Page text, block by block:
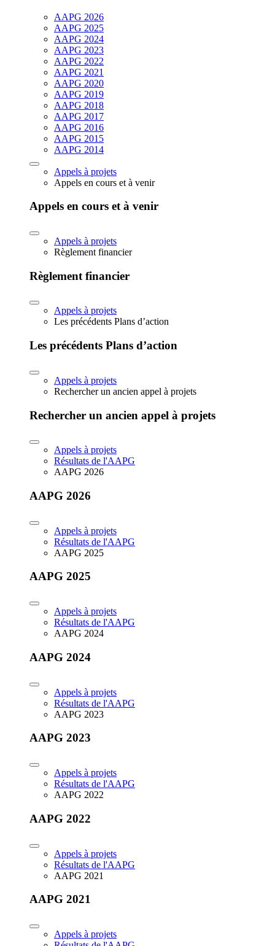
AAPG 2026
AAPG 2025
AAPG 2024
AAPG 2023
AAPG 2022
AAPG 2021
AAPG 2020
AAPG 2019
AAPG 2018
AAPG 2017
AAPG 2016
AAPG 2015
AAPG 2014
Appels à projets
Appels en cours et à venir
Appels en cours et à venir
Appels à projets
Règlement financier
Règlement financier
Appels à projets
Les précédents Plans d’action
Les précédents Plans d’action
Appels à projets
Rechercher un ancien appel à projets
Rechercher un ancien appel à projets
Appels à projets
Résultats de l'AAPG
AAPG 2026
AAPG 2026
Appels à projets
Résultats de l'AAPG
AAPG 2025
AAPG 2025
Appels à projets
Résultats de l'AAPG
AAPG 2024
AAPG 2024
Appels à projets
Résultats de l'AAPG
AAPG 2023
AAPG 2023
Appels à projets
Résultats de l'AAPG
AAPG 2022
AAPG 2022
Appels à projets
Résultats de l'AAPG
AAPG 2021
AAPG 2021
Appels à projets